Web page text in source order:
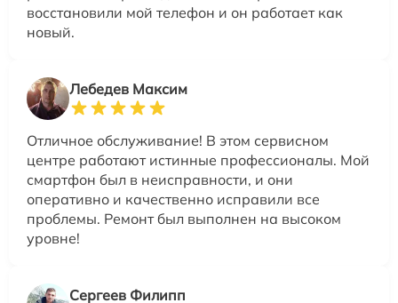
восстановили мой телефон и он работает как
новый.
Лебедев Максим
Отличное обслуживание! В этом сервисном
центре работают истинные профессионалы. Мой
смартфон был в неисправности, и они
оперативно и качественно исправили все
проблемы. Ремонт был выполнен на высоком
уровне!
Сергеев Филипп